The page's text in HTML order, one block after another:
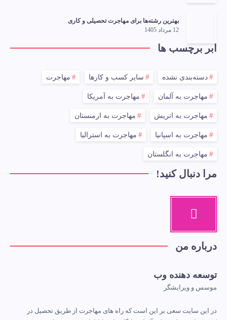
بهترین رشته‌ها برای مهاجرت تحصیلی و کاری
12 مرداد 1405
ابر برچسب ها
دسته‌بندی نشده سایر کسب و کارها مهاجرت
مهاجرت به آلمان مهاجرت به آمریکا
مهاجرت به اتریش مهاجرت به ارمنستان
مهاجرت به اسپانیا مهاجرت به استرالیا
مهاجرت به انگلستان
مرا دنبال کنید!
درباره من
توسعه دهنده وب
موسس و ویرایشگر
در این سایت سعی بر این است که راه های مهاجرت از طریق تحصیل در